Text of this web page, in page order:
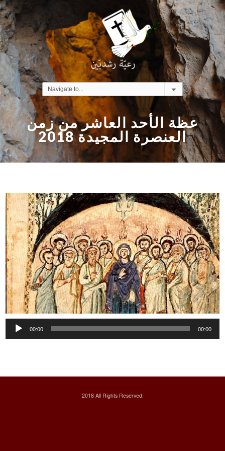
عظة الأحد العاشر من زمن
العنصرة المجيدة 2018
Audio
Player
00:00 00:00
2018 All Rights Reserved.